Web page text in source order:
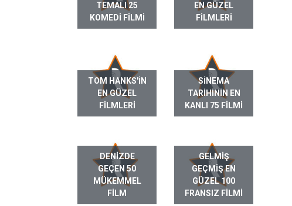
TEMALI 25
KOMEDI FILMI
EN GÜZEL
FILMLERI
TOM HANKS'IN
EN GÜZEL
FILMLERI
SINEMA
TARIHININ EN
KANLI 75 FILMI
DENIZDE
GEÇEN 50
MÜKEMMEL
FILM
GELMIŞ
GEÇMIŞ EN
GÜZEL 100
FRANSIZ FILMI